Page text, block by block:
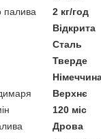
палива
2 кг/год
Відкрита
Сталь
Тверде
Верхнє
120 міс
Дрова